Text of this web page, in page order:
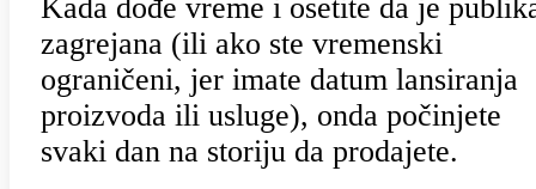
Kada dođe vreme i osetite da je
zagrejana (ili ako ste vremenski
ograničeni, jer imate datum lansiranja
proizvoda ili usluge), onda počinjete
svaki dan na storiju da prodajete.